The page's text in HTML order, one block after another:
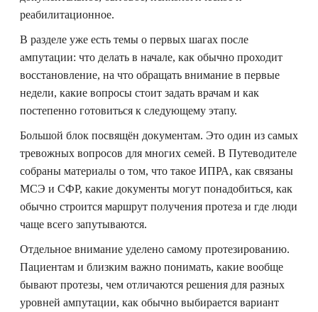
реабилитационное.
В разделе уже есть темы о первых шагах после
ампутации: что делать в начале, как обычно проходит
восстановление, на что обращать внимание в первые
недели, какие вопросы стоит задать врачам и как
постепенно готовиться к следующему этапу.
Большой блок посвящён документам. Это один из самых
тревожных вопросов для многих семей. В Путеводителе
собраны материалы о том, что такое ИПРА, как связаны
МСЭ и СФР, какие документы могут понадобиться, как
обычно строится маршрут получения протеза и где люди
чаще всего запутываются.
Отдельное внимание уделено самому протезированию.
Пациентам и близким важно понимать, какие вообще
бывают протезы, чем отличаются решения для разных
уровней ампутации, как обычно выбирается вариант